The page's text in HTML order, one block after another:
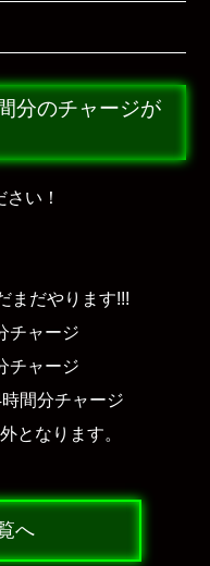
分のチャージが
い！
まだやります!!!
チャージ
チャージ
間分チャージ
となります。
へ